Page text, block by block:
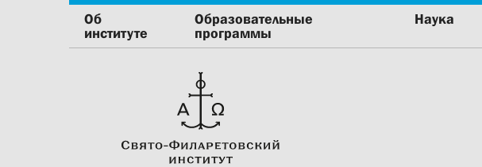
Об
институте
Образовательные
программы
Наука